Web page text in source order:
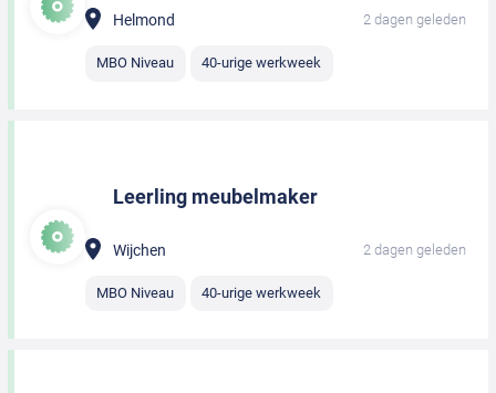
Helmond 2 dagen geleden
MBO Niveau 40-urige werkweek
Leerling meubelmaker
Wijchen 2 dagen geleden
MBO Niveau 40-urige werkweek